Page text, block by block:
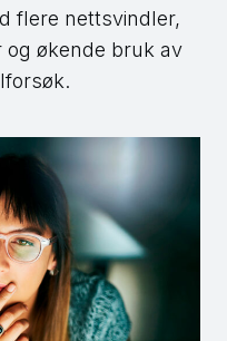
flere nettsvindler,
økende bruk av